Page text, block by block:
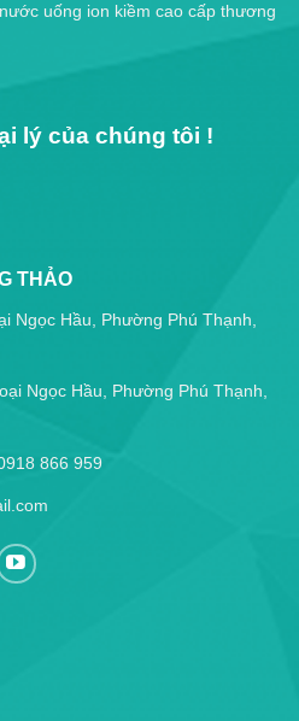
uống ion kiềm cao cấp thương
lý của chúng tôi !
THẢO
Ngọc Hầu, Phường Phú Thạnh,
Ngọc Hầu, Phường Phú Thạnh,
866 959